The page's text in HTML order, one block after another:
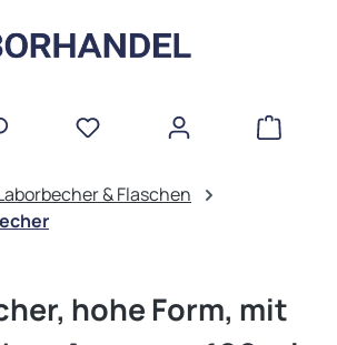
& Flaschen
hohe Form, mit